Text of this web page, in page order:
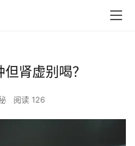
肾虚别喝？
阅读 126